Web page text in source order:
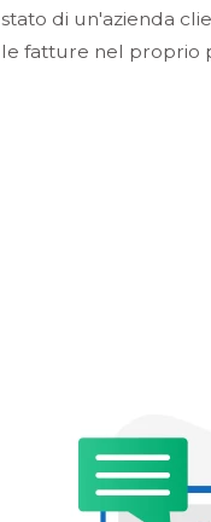
stato di un'azienda
le fatture nel proprio